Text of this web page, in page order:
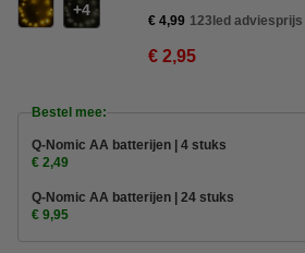
4
€ 4,99 123led adviesprijs
€ 2,95
Bestel mee:
Q-Nomic AA batterijen | 4 stuks
€ 2,49
Q-Nomic AA batterijen | 24 stuks
€ 9,95